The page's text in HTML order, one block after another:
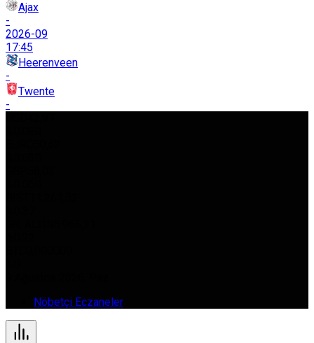
Ajax
-
2026-09
17:45
Heerenveen
-
Twente
-
Nöbetçi Eczaneler